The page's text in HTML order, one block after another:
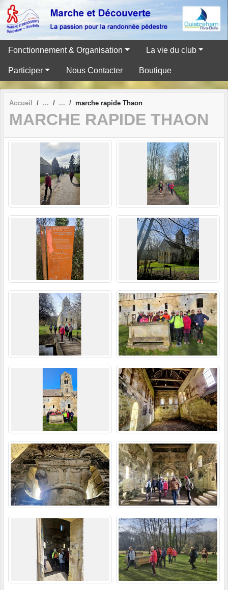
Fonctionnement & Organisation La vie du club
Participer Nous Contacter Boutique
Accueil marche rapide Thaon
MARCHE RAPIDE THAON
Panneau de gestion des cookies